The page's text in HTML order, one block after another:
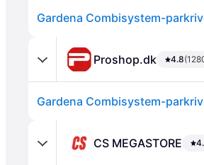
Gardena Combisystem-
Proshop.dk 4.8
Gardena Combisystem-
CS MEGASTORE